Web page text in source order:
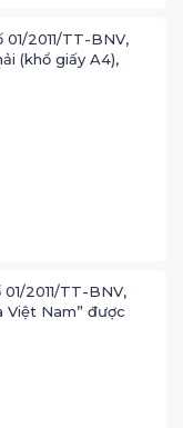
2011/TT-BNV,
(khổ giấy A4),
2011/TT-BNV,
Việt Nam” được